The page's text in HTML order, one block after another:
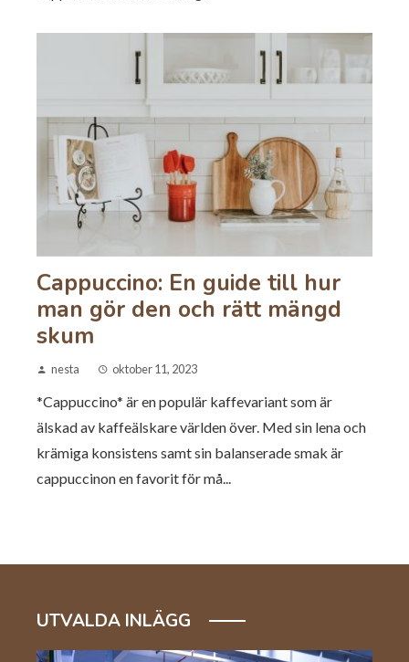
Cappuccino: En guide till hur
man gör den och rätt mängd
skum
nesta oktober 11, 2023
*Cappuccino* är en populär kaffevariant som är
älskad av kaffeälskare världen över. Med sin lena och
krämiga konsistens samt sin balanserade smak är
cappuccinon en favorit för må...
UTVALDA INLÄGG